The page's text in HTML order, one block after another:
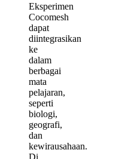
Eksperimen
Cocomesh
dapat
diintegrasikan
ke
dalam
berbagai
mata
pelajaran,
seperti
biologi,
geografi,
dan
kewirausahaan.
Di